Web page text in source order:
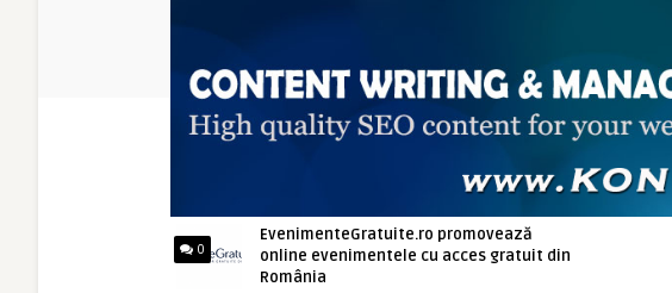
0
EvenimenteGratuite.ro promovează
online evenimentele cu acces gratuit din
România